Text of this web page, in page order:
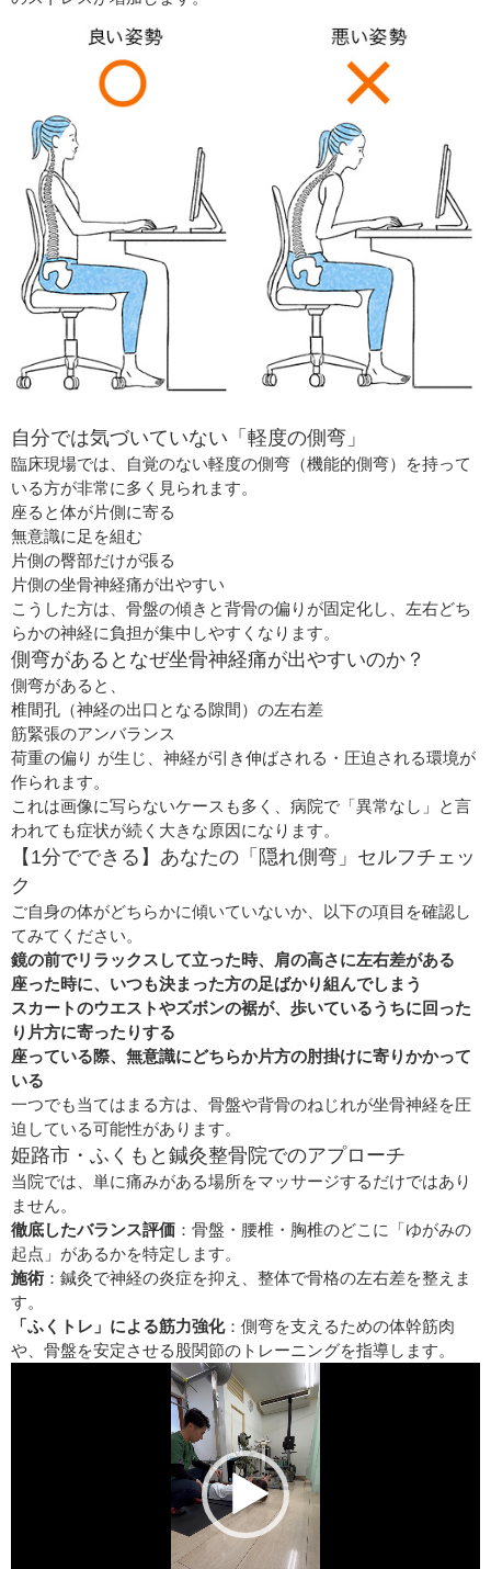
自分では気づいていない「軽度の側弯」
臨床現場では、自覚のない軽度の側弯（機能的側弯）を持って
いる方が非常に多く見られます。
座ると体が片側に寄る
無意識に足を組む
片側の臀部だけが張る
片側の坐骨神経痛が出やすい
こうした方は、骨盤の傾きと背骨の偏りが固定化し、左右どち
らかの神経に負担が集中しやすくなります。
側弯があるとなぜ坐骨神経痛が出やすいのか？
側弯があると、
椎間孔（神経の出口となる隙間）の左右差
筋緊張のアンバランス
荷重の偏り が生じ、神経が引き伸ばされる・圧迫される環境が
作られます。
これは画像に写らないケースも多く、病院で「異常なし」と言
われても症状が続く大きな原因になります。
【1分でできる】あなたの「隠れ側弯」セルフチェッ
ク
ご自身の体がどちらかに傾いていないか、以下の項目を確認し
てみてください。
鏡の前でリラックスして立った時、肩の高さに左右差がある
座った時に、いつも決まった方の足ばかり組んでしまう
スカートのウエストやズボンの裾が、歩いているうちに回った
り片方に寄ったりする
座っている際、無意識にどちらか片方の肘掛けに寄りかかって
いる
一つでも当てはまる方は、骨盤や背骨のねじれが坐骨神経を圧
迫している可能性があります。
姫路市・ふくもと鍼灸整骨院でのアプローチ
当院では、単に痛みがある場所をマッサージするだけではあり
ません。
徹底したバランス評価 ：骨盤・腰椎・胸椎のどこに「ゆがみの
起点」があるかを特定します。
施術 ：鍼灸で神経の炎症を抑え、整体で骨格の左右差を整えま
す。
「ふくトレ」による筋力強化：側弯を支えるための体幹筋肉
や、骨盤を安定させる股関節のトレーニングを指導します。